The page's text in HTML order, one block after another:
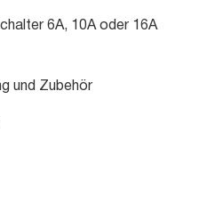
6A, 10A oder 16A
und Zubehör